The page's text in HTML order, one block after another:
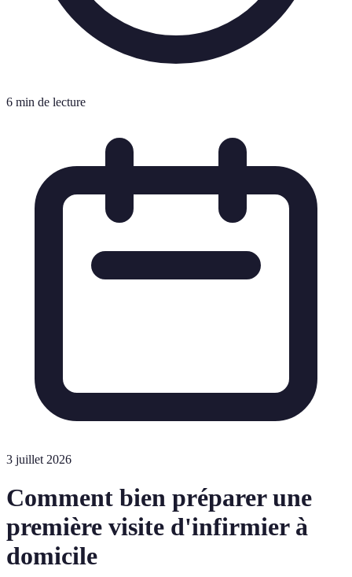
6 min de lecture
3 juillet 2026
Comment bien préparer une
première visite d'infirmier à
domicile